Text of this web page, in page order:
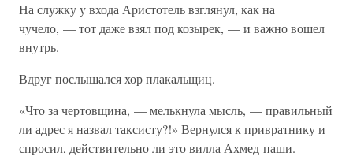
На служку у входа Аристотель взглянул, как на
чучело, — тот даже взял под козырек, — и важно вошел
внутрь.
Вдруг послышался хор плакальщиц.
«Что за чертовщина, — мелькнула мысль, — правильный
ли адрес я назвал таксисту?!» Вернулся к привратнику и
спросил, действительно ли это вилла Ахмед-паши.